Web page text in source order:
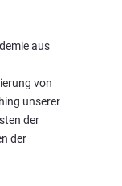
aus
von
unserer
der
der